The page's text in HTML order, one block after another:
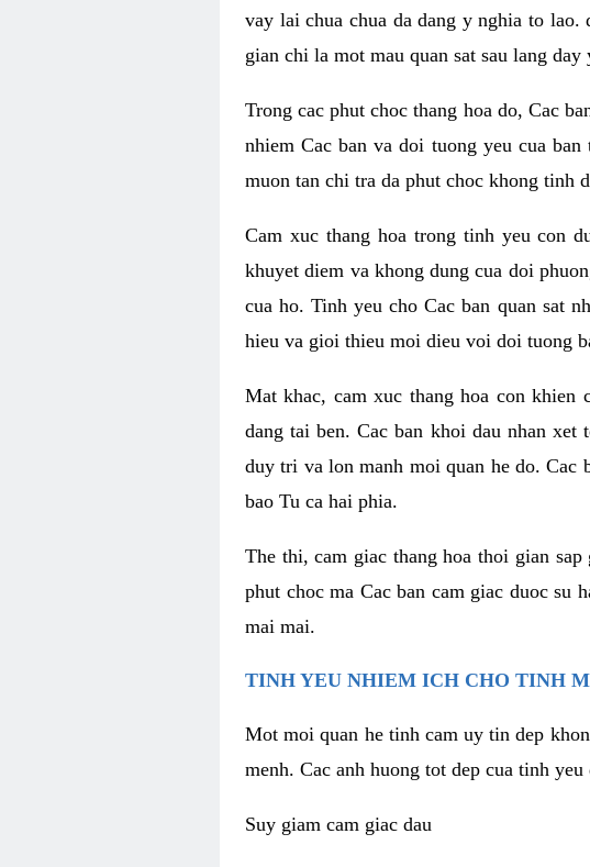
vay lai chua chua da dang y nghia to
gian chi la mot mau quan sat sau lang
Trong cac phut choc thang hoa do, Cac
nhiem Cac ban va doi tuong yeu cua
muon tan chi tra da phut choc khong tinh
Cam xuc thang hoa trong tinh yeu con
khuyet diem va khong dung cua doi
cua ho. Tinh yeu cho Cac ban quan sat
hieu va gioi thieu moi dieu voi doi tuong
Mat khac, cam xuc thang hoa con khien
dang tai ben. Cac ban khoi dau nhan
duy tri va lon manh moi quan he do. Cac
bao Tu ca hai phia.
The thi, cam giac thang hoa thoi gian
phut choc ma Cac ban cam giac duoc su
mai mai.
TINH YEU NHIEM ICH CHO TINH
Mot moi quan he tinh cam uy tin dep
menh. Cac anh huong tot dep cua tinh
Suy giam cam giac dau